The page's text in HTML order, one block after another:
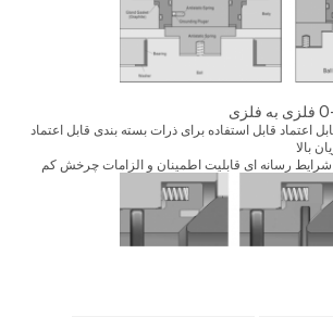
اعتماد قابل استفاده برای ذرات بسته بندی قابل اعتماد
بالا
شرایط رسانه ای قابلیت اطمینان و الزامات چرخش کم